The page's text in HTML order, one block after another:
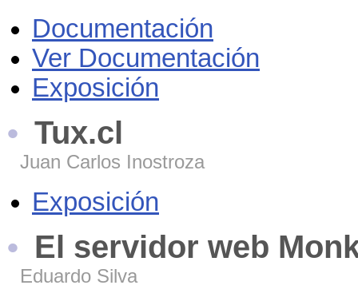
Documentación
Ver Documentación
Exposición
Tux.cl
Juan Carlos Inostroza
Exposición
El servidor web
Eduardo Silva